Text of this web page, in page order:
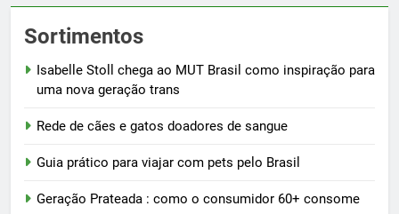
Sortimentos
Isabelle Stoll chega ao MUT Brasil como inspiração para
uma nova geração trans
Rede de cães e gatos doadores de sangue
Guia prático para viajar com pets pelo Brasil
Geração Prateada : como o consumidor 60+ consome